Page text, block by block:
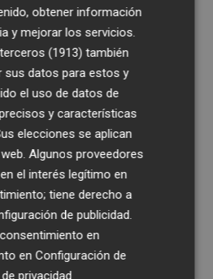
temporadas como
alicantino finaliza su
UD con 71
espaldas y 3 goles
UD. Tanto de
Álex siempre fue un
equipo.
el FC Barcelona esta
ha disputado 29
temporada, dejando
obtener información
y mejorar los servicios.
(1913) también
sus datos para estos y
el uso de datos de
y características
elecciones se aplican
Algunos proveedores
el interés legítimo en
tiene derecho a
de publicidad
en
enConfiguración de
privacidad